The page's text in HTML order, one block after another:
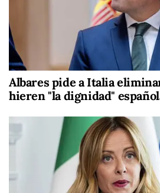
Albares pide a Italia
hieren "la dignidad"